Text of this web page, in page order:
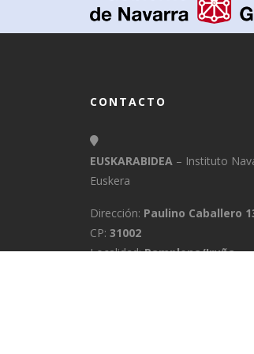
CONTACTO
EUSKARABIDEA – Instituto
Euskera
Dirección: Paulino Caballero
CP: 31002
Localidad:Pamplona/Iruña